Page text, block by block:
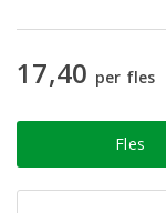
17,40 per fles
Fles